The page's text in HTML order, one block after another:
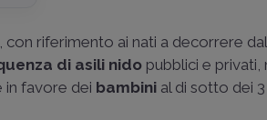
riferimento ai nati a decorrere
di asili nido pubblici e
in favore dei bambini al di sotto dei